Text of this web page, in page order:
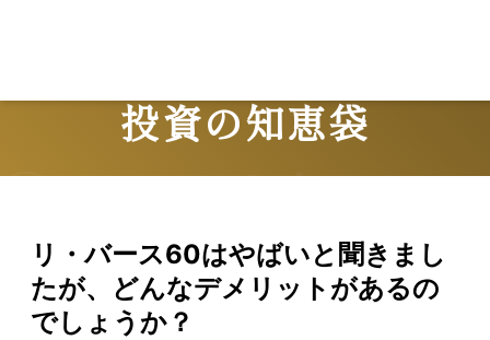
投資の知恵袋
リ・バース60はやばいと聞きまし
たが、どんなデメリットがあるの
でしょうか？